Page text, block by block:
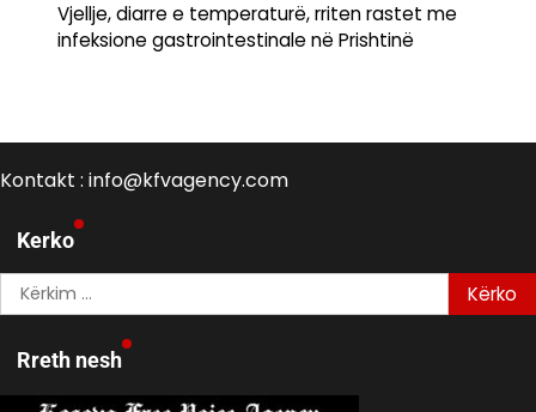
Vjellje, diarre e temperaturë, rriten rastet me
infeksione gastrointestinale në Prishtinë
Kontakt : info@kfvagency.com
Kerko
Kërko
për:
Rreth nesh